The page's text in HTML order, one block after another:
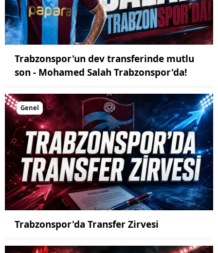
Trabzonspor'un dev transferinde mutlu
son - Mohamed Salah Trabzonspor'da!
Genel
Trabzonspor'da Transfer Zirvesi